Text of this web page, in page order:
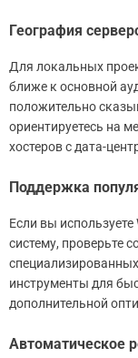
География
Для локальных
ближе к основной
положительно
ориентируетесь на
хостеров с дата-
Поддержка
Если вы
систему, проверьте
инструменты для
дополнительной
Автоматическое